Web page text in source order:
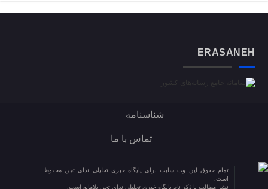
ERASANEH
شناسنامه
تماس با ما
تمام حقوق این وب سایت برای پایگاه خبری تحلیلی ندای تجن محفوظ
است.
نشر مطالب با ذکر نام پایگاه خبری تحلیلی ندای تجن بلامانع است.